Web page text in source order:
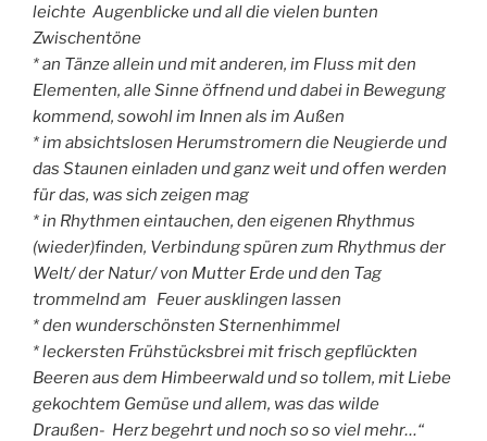
leichte Augenblicke und all die vielen bunten
Zwischentöne
* an Tänze allein und mit anderen, im Fluss mit den
Elementen, alle Sinne öffnend und dabei in Bewegung
kommend, sowohl im Innen als im Außen
* im absichtslosen Herumstromern die Neugierde und
das Staunen einladen und ganz weit und offen werden
für das, was sich zeigen mag
* in Rhythmen eintauchen, den eigenen Rhythmus
(wieder)finden, Verbindung spüren zum Rhythmus der
Welt/ der Natur/ von Mutter Erde und den Tag
trommelnd am Feuer ausklingen lassen
* den wunderschönsten Sternenhimmel
* leckersten Frühstücksbrei mit frisch gepflückten
Beeren aus dem Himbeerwald und so tollem, mit Liebe
gekochtem Gemüse und allem, was das wilde
Draußen- Herz begehrt und noch so so viel mehr…“